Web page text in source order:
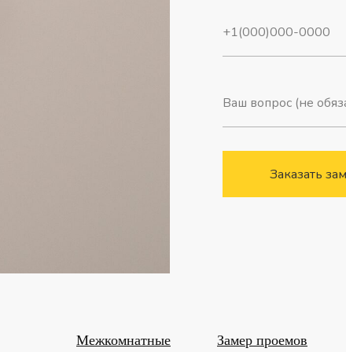
Заказать
Межкомнатные
Замер проемов